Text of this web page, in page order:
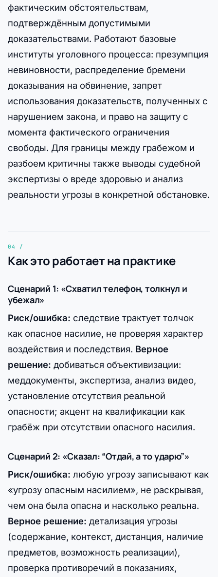
фактическим обстоятельствам,
подтверждённым допустимыми
доказательствами. Работают базовые
институты уголовного процесса: презумпция
невиновности, распределение бремени
доказывания на обвинение, запрет
использования доказательств, полученных с
нарушением закона, и право на защиту с
момента фактического ограничения
свободы. Для границы между грабежом и
разбоем критичны также выводы судебной
экспертизы о вреде здоровью и анализ
реальности угрозы в конкретной обстановке.
Как это работает на практике
Сценарий 1: «Схватил телефон, толкнул и
убежал»
Риск/ошибка: следствие трактует толчок
как опасное насилие, не проверяя характер
воздействия и последствия. Верное
решение: добиваться объективизации:
меддокументы, экспертиза, анализ видео,
установление отсутствия реальной
опасности; акцент на квалификации как
грабёж при отсутствии опасного насилия.
Сценарий 2: «Сказал: “Отдай, а то ударю”»
Риск/ошибка: любую угрозу записывают как
«угрозу опасным насилием», не раскрывая,
чем она была опасна и насколько реальна.
Верное решение: детализация угрозы
(содержание, контекст, дистанция, наличие
предметов, возможность реализации),
проверка противоречий в показаниях,